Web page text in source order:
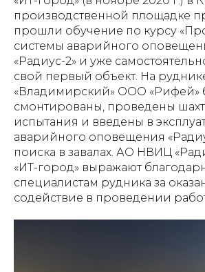
производственной площадке
прошли обучение по курсу
системы аварийного
«Радиус-2» и уже
свой первый объект. На
«Владимирский» ООО «Рифей»
смонтированы, проведены
испытания и введены в
аварийного оповещения
поиска в завалах. АО НВИЦ
«ИТ-город» выражают
специалистам рудника за
содействие в проведении